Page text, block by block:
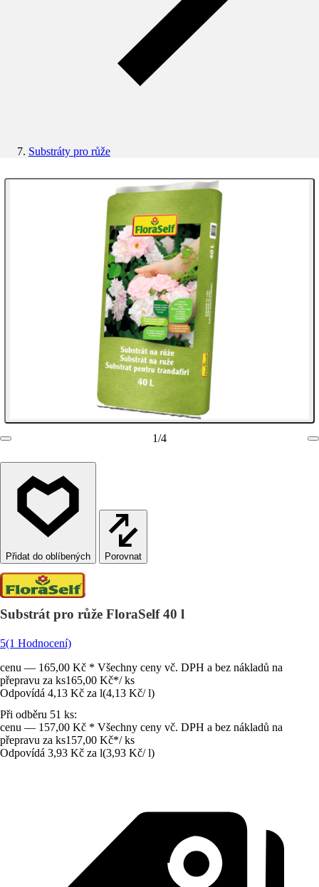
Substráty pro růže
1/4
Porovnat
Substrát pro růže FloraSelf 40 l
5(1 Hodnocení)
cenu — 165,00 Kč * Všechny ceny vč. DPH a bez nákladů na
přepravu za ks165,00 Kč*/ ks
Odpovídá 4,13 Kč za l(4,13 Kč/ l)
Při odběru 51 ks:
cenu — 157,00 Kč * Všechny ceny vč. DPH a bez nákladů na
přepravu za ks157,00 Kč*/ ks
Odpovídá 3,93 Kč za l(3,93 Kč/ l)